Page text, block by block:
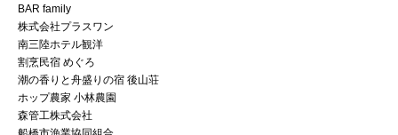
BAR family
株式会社プラスワン
南三陸ホテル観洋
割烹民宿 めぐろ
潮の香りと舟盛りの宿 後山荘
ホップ農家 小林農園
森管工株式会社